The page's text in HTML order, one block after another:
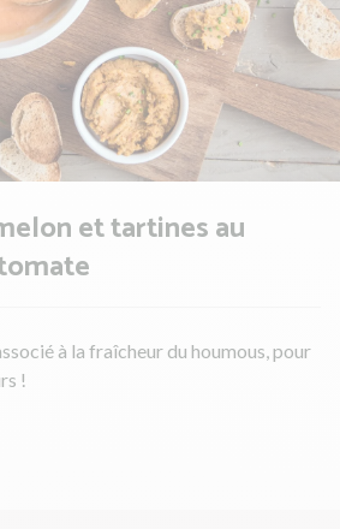
et tartines au
à la fraîcheur du houmous, pour
!